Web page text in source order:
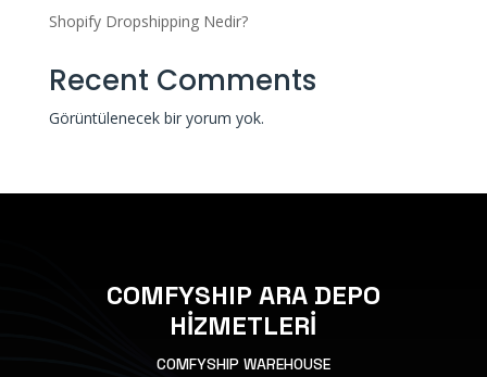
Shopify Dropshipping Nedir?
Recent Comments
Görüntülenecek bir yorum yok.
COMFYSHIP ARA DEPO
HİZMETLERİ
COMFYSHIP WAREHOUSE